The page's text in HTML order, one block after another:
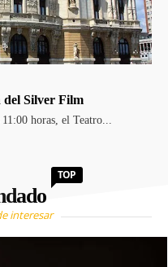
del Silver Film
horas, el Teatro...
TOP
interesar